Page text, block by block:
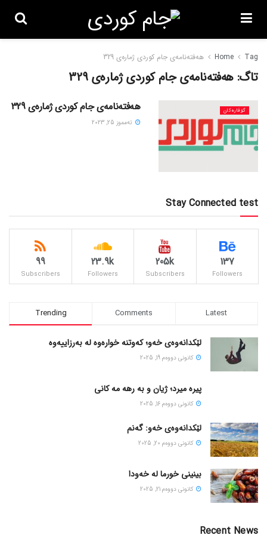
Home Tag هەفتەنامەی جام کوردی ژمارەی 329
تاگ: هەفتەنامەی جام کوردی ژمارەی 329
گۆڤاره‌کان هەفتەنامەی جام کوردی ژمارەی 329
ته‌مموز 25, 2023
Stay Connected test
137
Followers
205k
Subscribers
23.9k
Followers
99
Subscribers
Trending Comments Latest
لێکدانەوەی خەو؛ کەوتنە خوارەوە لە بەرزاییەوە
كانونی دووه‌م 19, 2025
پیره میرد؛ ژیان و به رهه مه کانی
كانونی دووه‌م 16, 2025
لێکدانەوەی خەو: گەنم
كانونی دووه‌م 20, 2025
بینینی خورما لە خەودا
كانونی دووه‌م 21, 2025
Recent News